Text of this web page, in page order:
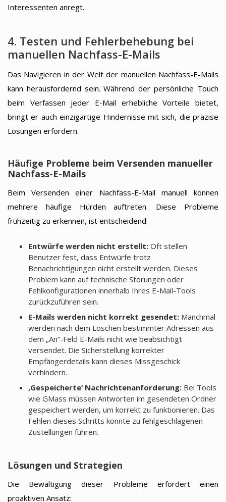
Interessenten anregt.
4. Testen und Fehlerbehebung bei
manuellen Nachfass-E-Mails
Das Navigieren in der Welt der manuellen Nachfass-E-Mails
kann herausfordernd sein. Während der persönliche Touch
beim Verfassen jeder E-Mail erhebliche Vorteile bietet,
bringt er auch einzigartige Hindernisse mit sich, die präzise
Lösungen erfordern.
Häufige Probleme beim Versenden manueller
Nachfass-E-Mails
Beim Versenden einer Nachfass-E-Mail manuell können
mehrere häufige Hürden auftreten. Diese Probleme
frühzeitig zu erkennen, ist entscheidend:
Entwürfe werden nicht erstellt:Oft stellen
Benutzer fest, dass Entwürfe trotz
Benachrichtigungen nicht erstellt werden. Dieses
Problem kann auf technische Störungen oder
Fehlkonfigurationen innerhalb Ihres E-Mail-Tools
zurückzuführen sein.
E-Mails werden nicht korrekt gesendet:Manchmal
werden nach dem Löschen bestimmter Adressen aus
dem „An“-Feld E-Mails nicht wie beabsichtigt
versendet. Die Sicherstellung korrekter
Empfängerdetails kann dieses Missgeschick
verhindern.
‚Gespeicherte‘ Nachrichtenanforderung:Bei Tools
wie GMass müssen Antworten im gesendeten Ordner
gespeichert werden, um korrekt zu funktionieren. Das
Fehlen dieses Schritts könnte zu fehlgeschlagenen
Zustellungen führen.
Lösungen und Strategien
Die Bewältigung dieser Probleme erfordert einen
proaktiven Ansatz: